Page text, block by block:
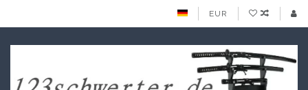
EUR